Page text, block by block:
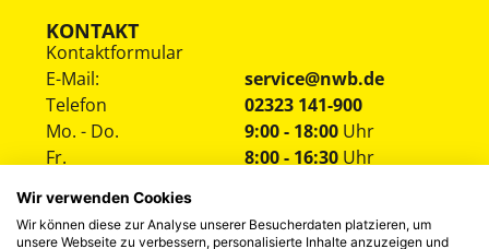
KONTAKT
Kontaktformular
E-Mail:
service@nwb.de
Telefon
02323 141-900
Mo. - Do.
Fr.
9:00 - 18:00 Uhr
8:00 - 16:30 Uhr
Wir verwenden Cookies
Wir können diese zur Analyse unserer Besucherdaten platzieren, um
unsere Webseite zu verbessern, personalisierte Inhalte anzuzeigen und